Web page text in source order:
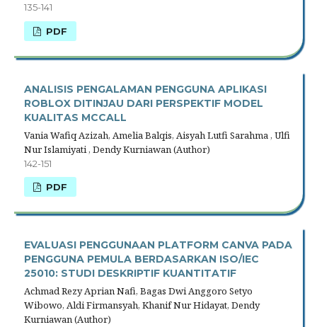
135-141
PDF
ANALISIS PENGALAMAN PENGGUNA APLIKASI
ROBLOX DITINJAU DARI PERSPEKTIF MODEL
KUALITAS MCCALL
Vania Wafiq Azizah, Amelia Balqis, Aisyah Lutfi Sarahma , Ulfi
Nur Islamiyati , Dendy Kurniawan (Author)
142-151
PDF
EVALUASI PENGGUNAAN PLATFORM CANVA PADA
PENGGUNA PEMULA BERDASARKAN ISO/IEC
25010: STUDI DESKRIPTIF KUANTITATIF
Achmad Rezy Aprian Nafi, Bagas Dwi Anggoro Setyo
Wibowo, Aldi Firmansyah, Khanif Nur Hidayat, Dendy
Kurniawan (Author)